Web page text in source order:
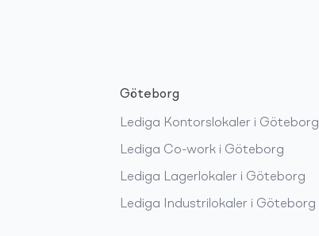
Göteborg
Lediga Kontorslokaler i Göteborg
Lediga Co-work i Göteborg
Lediga Lagerlokaler i Göteborg
Lediga Industrilokaler i Göteborg